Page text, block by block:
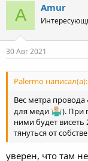
A Amur
30 Авг 2021
Palermo написал(а):
Вес метра
для меди
). При
ними будет
тянуться от
уверен, что там